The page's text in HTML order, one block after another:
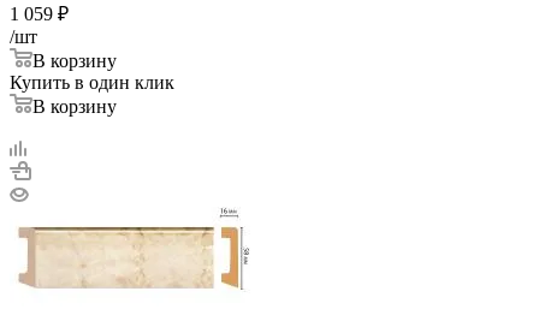
1 059 ₽
/шт
В корзину
Купить в один клик
В корзину